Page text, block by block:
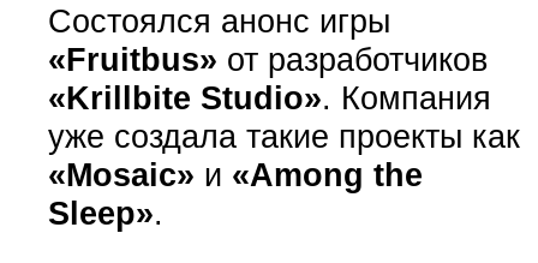
Состоялся анонс игры
«Fruitbus» от разработчиков
«Krillbite Studio». Компания
уже создала такие проекты как
«Mosaic» и «Among the
Sleep».